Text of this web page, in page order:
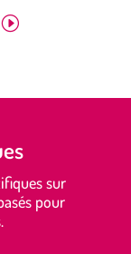
sur
pour